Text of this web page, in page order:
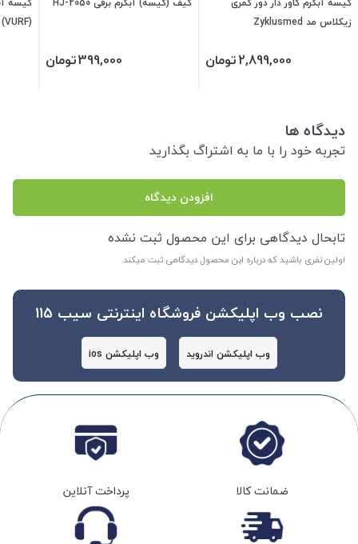
زیکلاس مد Zyklusmed
2,899,000تومان 399,000تومان
(VURF)
دیدگاه ها
تجربه خود را با ما به اشتراگ بگذارید
افزودن دیدگاه
تابحال دیدگاهی برای این محصول ثبت نشده
اولین نفری باشید که درباره این محصول دیدگاهی ثبت میکند
نصب وب اپلیکشن فروشگاه اینترنتی سیب 115
وب اپلیکشن اندروید وب اپلیکشن ios
ضمانت کالا پرداخت آنلاین